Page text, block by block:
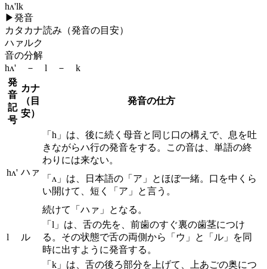
hʌ'lk
▶発音
カタカナ読み（発音の目安）
ハァルク
音の分解
hʌ' － l － k
発
音
記
号
カナ
（目
安）
発音の仕方
hʌ' ハァ
「h」は、後に続く母音と同じ口の構えで、息を吐
きながらハ行の発音をする。この音は、単語の終
わりには来ない。
「ʌ」は、日本語の「ア」とほぼ一緒。口を中くら
い開けて、短く「ア」と言う。
続けて「ハァ」となる。
l ル
「l」は、舌の先を、前歯のすぐ裏の歯茎につけ
る。その状態で舌の両側から「ウ」と「ル」を同
時に出すように発音する。
「k」は、舌の後ろ部分を上げて、上あごの奥につ